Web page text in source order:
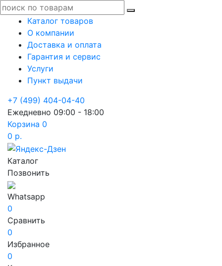
Каталог товаров
О компании
Доставка и оплата
Гарантия и сервис
Услуги
Пункт выдачи
+7 (499) 404-04-40
Ежедневно 09:00 - 18:00
Корзина 0
0 р.
Каталог
Позвонить
Whatsapp
0
Сравнить
0
Избранное
0